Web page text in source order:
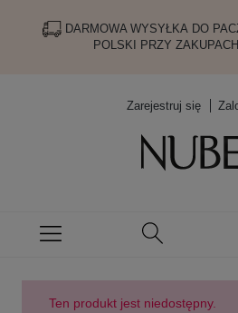
DARMOWA WYSYŁKA DO
POLSKI PRZY
Zarejestruj się
Ten produkt jest niedostępny.